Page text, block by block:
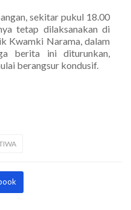
sekitar pukul 18.00
tetap dilaksanakan di
Kwamki Narama, dalam
berita ini diturunkan,
berangsur kondusif.